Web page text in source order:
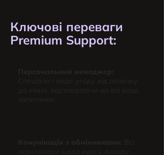
Ключові переваги
Premium Support: